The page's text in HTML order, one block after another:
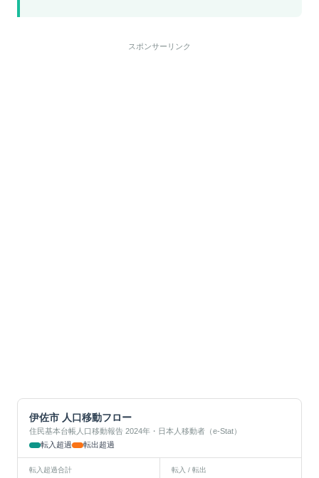
スポンサーリンク
伊佐市 人口移動フロー
住民基本台帳人口移動報告 2024年・日本人移動者（e-Stat）
転入超過
転出超過
転入超過合計 転入 / 転出